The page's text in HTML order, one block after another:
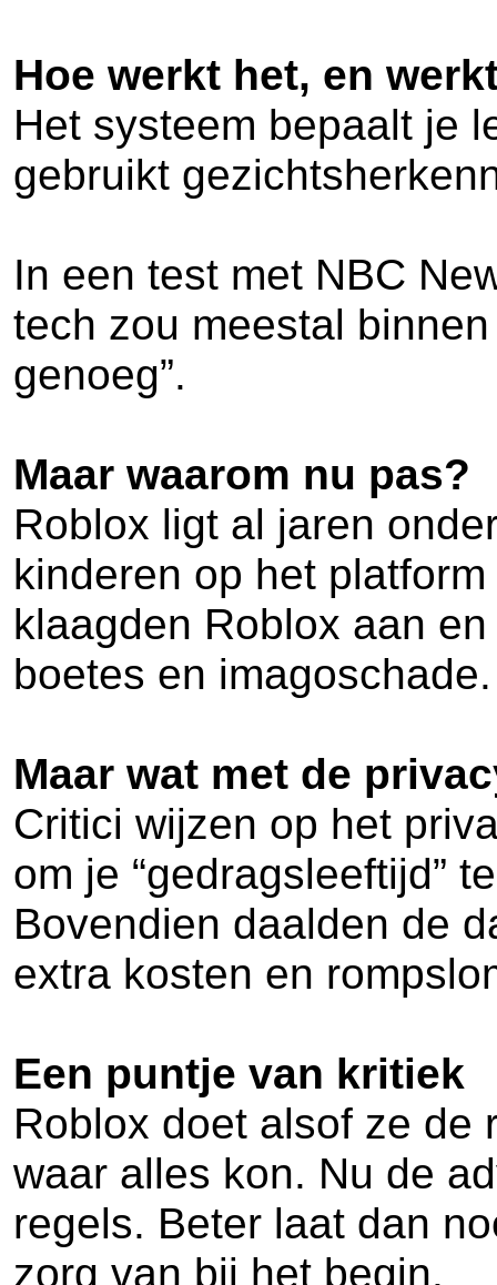
Hoe werkt het, en
Het systeem bepaalt je
gebruikt
In een test met NBC
tech zou meestal
genoeg”.
Maar waarom nu pas?
Roblox ligt al jaren
kinderen op het
klaagden Roblox aan
boetes en imagoschade.
Maar wat met de
Critici wijzen op het
om je “gedragsleeftijd”
Bovendien daalden de
extra kosten en
Een puntje van kritiek
Roblox doet alsof ze de
waar alles kon. Nu de
regels. Beter laat dan
zorg van bij het begin.